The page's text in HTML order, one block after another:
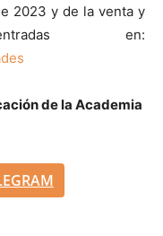
2023 y de la venta y
en:
de la Academia